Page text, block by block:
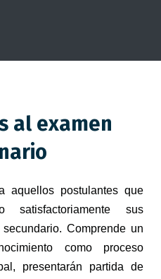
al examen
aquellos postulantes que
satisfactoriamente sus
Comprende un
como proceso
presentarán partida de